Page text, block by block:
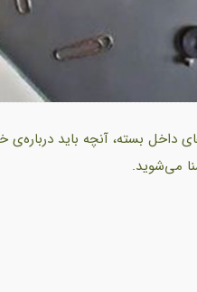
داخل بسته، آنچه باید
می‌شوید.